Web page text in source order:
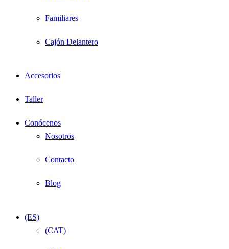
Familiares
Cajón Delantero
Accesorios
Taller
Conócenos
Nosotros
Contacto
Blog
(ES)
(CAT)